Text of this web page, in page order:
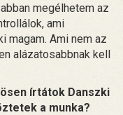
megélhetem az
ami
magam. Ami nem az
alázatosabbnak kell
írtátok Danszki
a munka?